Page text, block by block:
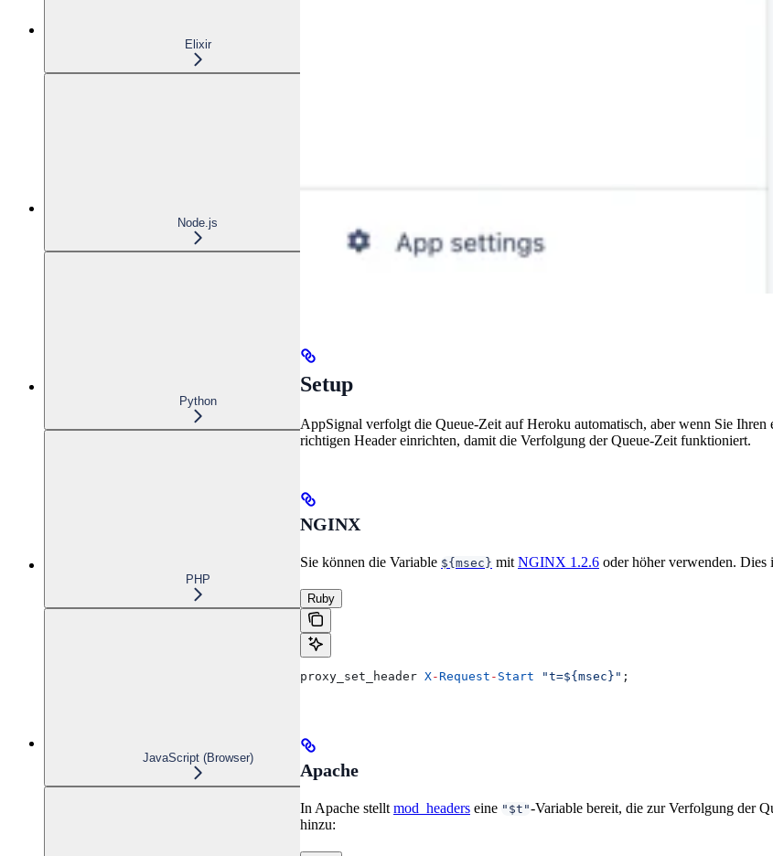
Elixir
Node.js
Python
PHP
JavaScript (Browser)
Setup
AppSignal verfolgt die Queue-Zeit auf Heroku automatisch, aber wenn Sie
richtigen Header einrichten, damit die Verfolgung der Queue-Zeit funktioniert.
NGINX
Sie können die Variable ${msec} mit NGINX 1.2.6 oder höher verwenden.
Ruby
proxy_set_header X-Request - Start "t=${msec}" ;
Apache
In Apache stellt mod_headers eine "$t"-Variable bereit, die zur Verfolgung der
hinzu: